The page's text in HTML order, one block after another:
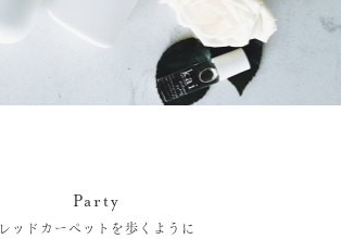
Party
レッドカーペットを歩くように